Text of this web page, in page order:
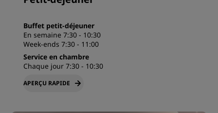
Buffet petit-déjeuner
En semaine 7:30 - 10:30
Week-ends 7:30 - 11:00
Service en chambre
Chaque jour 7:30 - 10:30
APERÇU RAPIDE